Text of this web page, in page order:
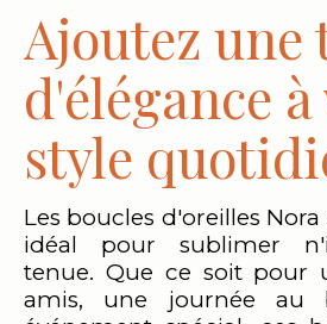
Ajoutez une
d'élégance
style
Les boucles d'oreilles
idéal pour sublimer
tenue. Que ce soit pour
amis, une journée au